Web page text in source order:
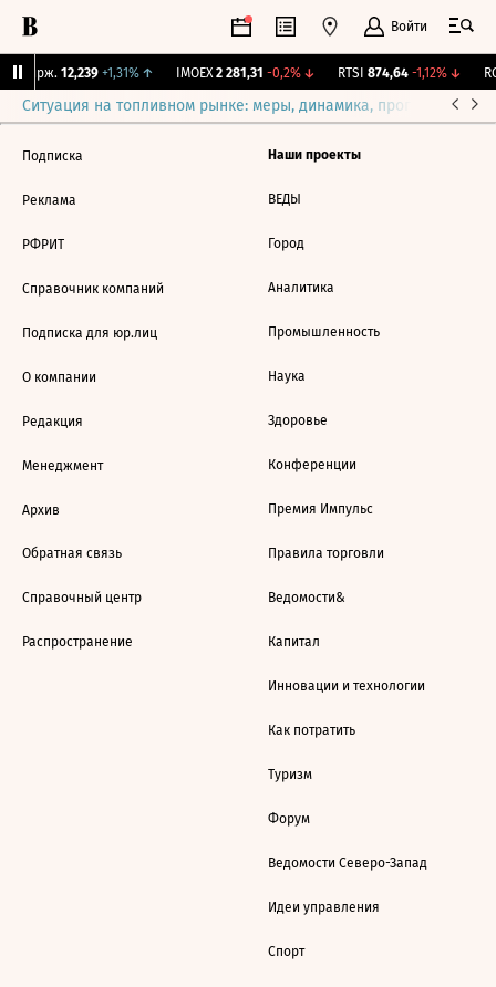
Войти
Бирж. 12,239 +1,31%↑ IMOEX 2 281,31 -0,2%↓ RTSI 874,64 -1,12%↓
Ситуация на топливном рынке: меры, динамика, прогнозы
Подписка
Реклама
РФРИТ
Справочник компаний
Подписка для юр.лиц
О компании
Редакция
Менеджмент
Архив
Обратная связь
Справочный центр
Распространение
Наши проекты
ВЕДЫ
Город
Аналитика
Промышленность
Наука
Здоровье
Конференции
Премия Импульс
Правила торговли
Ведомости&
Капитал
Инновации и технологии
Как потратить
Туризм
Форум
Ведомости Северо-Запад
Идеи управления
Спорт